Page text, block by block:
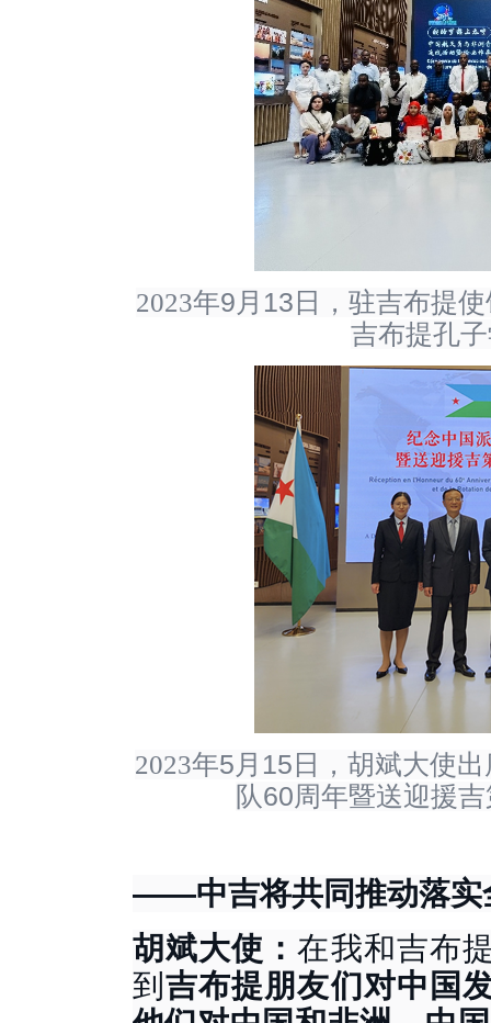
2023年9 月 13 日，驻吉布提
吉布提孔
2023年5 月 15 日，胡斌大使
队60周年暨送迎援
——中吉将共同推动落实
胡斌大使：在我和吉布
到 吉布提朋友们对中国